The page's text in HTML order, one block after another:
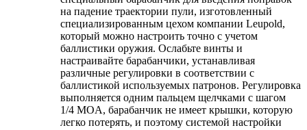
на падение траектории пули, изготовленный
специализированным цехом компании Leupold,
который можно настроить точно с учетом
баллистики оружия. Ослабьте винты и
настраивайте барабанчики, устанавливая
различные регулировки в соответствии с
баллистикой используемых патронов. Регулировка
выполняется одним пальцем щелчками с шагом
1/4 MOA, барабанчик не имеет крышки, которую
легко потерять, и поэтому системой настройки